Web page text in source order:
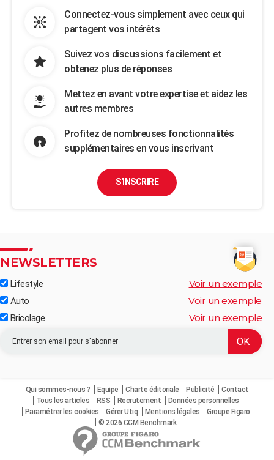
Connectez-vous simplement avec ceux qui
partagent vos intérêts
Suivez vos discussions facilement et
obtenez plus de réponses
Mettez en avant votre expertise et aidez les
autres membres
Profitez de nombreuses fonctionnalités
supplémentaires en vous inscrivant
S'INSCRIRE
NEWSLETTERS
Lifestyle Voir un exemple
Auto Voir un exemple
Bricolage Voir un exemple
Qui sommes-nous ? Equipe Charte éditoriale Publicité
Contact
Tous les articles
RSS Recrutement
Données personnelles
Paramétrer les cookies
Gérer Utiq Mentions légales
Groupe Figaro
© 2026 CCM Benchmark